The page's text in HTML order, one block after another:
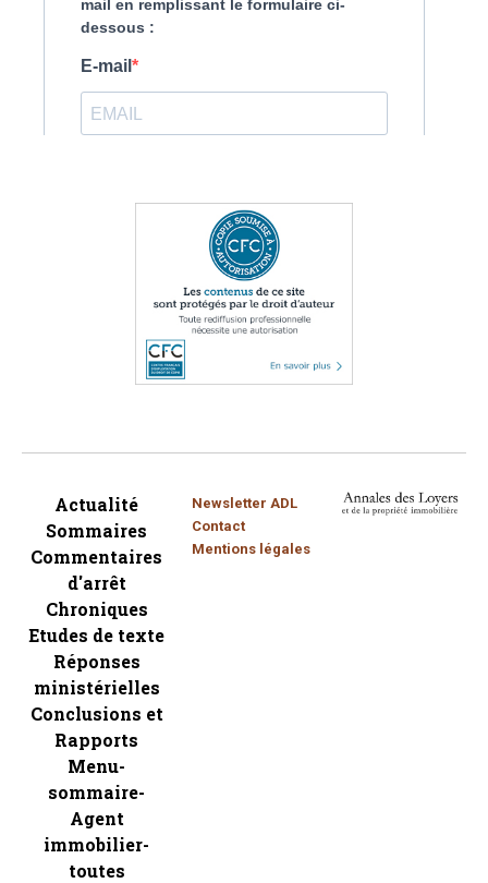
Actualité
Sommaires
Commentaires
d'arrêt
Chroniques
Etudes de texte
Réponses
ministérielles
Conclusions et
Rapports
Menu-
sommaire-
Agent
immobilier-
toutes
Newsletter ADL
Contact
Mentions légales